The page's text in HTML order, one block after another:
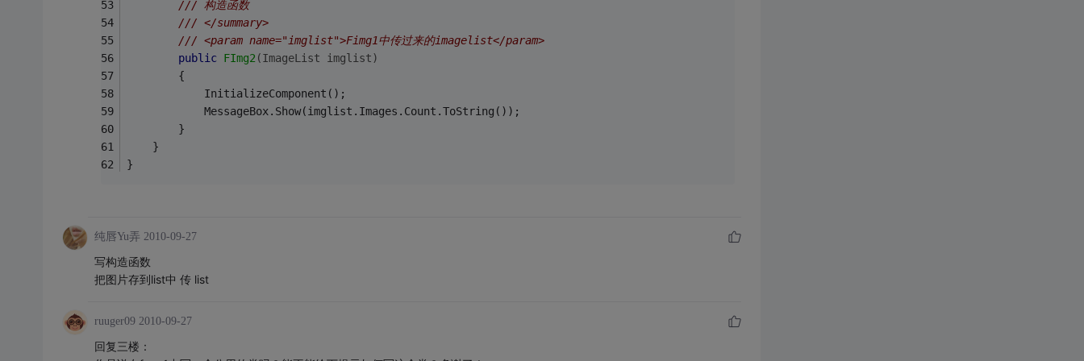
/// 构造函数
/// </summary>
/// <param name="imglist">Fimg1中传过来的imagelist</param>
public FImg2 (ImageList imglist)
        {
            InitializeComponent();
            MessageBox.Show(imglist.Images.Count.ToString());
        }
    }
}
纯唇Yu弄 2010-09-27
写构造函数
把图片存到list中 传 list
ruuger09 2010-09-27
回复三楼：